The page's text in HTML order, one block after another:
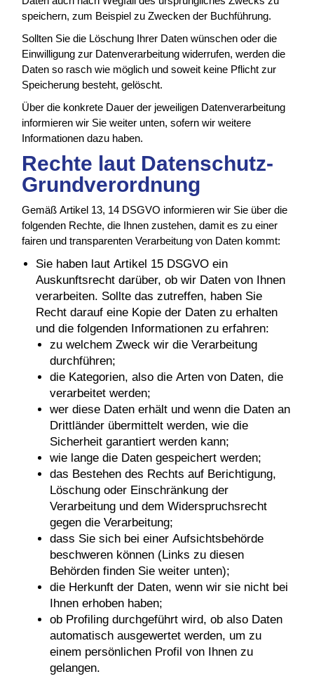
speichern, zum Beispiel zu Zwecken der Buchführung.
Sollten Sie die Löschung Ihrer Daten wünschen oder die
Einwilligung zur Datenverarbeitung widerrufen, werden die
Daten so rasch wie möglich und soweit keine Pflicht zur
Speicherung besteht, gelöscht.
Über die konkrete Dauer der jeweiligen Datenverarbeitung
informieren wir Sie weiter unten, sofern wir weitere
Informationen dazu haben.
Rechte laut Datenschutz-
Grundverordnung
Gemäß Artikel 13, 14 DSGVO informieren wir Sie über die
folgenden Rechte, die Ihnen zustehen, damit es zu einer
fairen und transparenten Verarbeitung von Daten kommt:
Sie haben laut Artikel 15 DSGVO ein
Auskunftsrecht darüber, ob wir Daten von Ihnen
verarbeiten. Sollte das zutreffen, haben Sie
Recht darauf eine Kopie der Daten zu erhalten
und die folgenden Informationen zu erfahren:
zu welchem Zweck wir die Verarbeitung
durchführen;
die Kategorien, also die Arten von Daten, die
verarbeitet werden;
wer diese Daten erhält und wenn die Daten an
Drittländer übermittelt werden, wie die
Sicherheit garantiert werden kann;
wie lange die Daten gespeichert werden;
das Bestehen des Rechts auf Berichtigung,
Löschung oder Einschränkung der
Verarbeitung und dem Widerspruchsrecht
gegen die Verarbeitung;
dass Sie sich bei einer Aufsichtsbehörde
beschweren können (Links zu diesen
Behörden finden Sie weiter unten);
die Herkunft der Daten, wenn wir sie nicht bei
Ihnen erhoben haben;
ob Profiling durchgeführt wird, ob also Daten
automatisch ausgewertet werden, um zu
einem persönlichen Profil von Ihnen zu
gelangen.